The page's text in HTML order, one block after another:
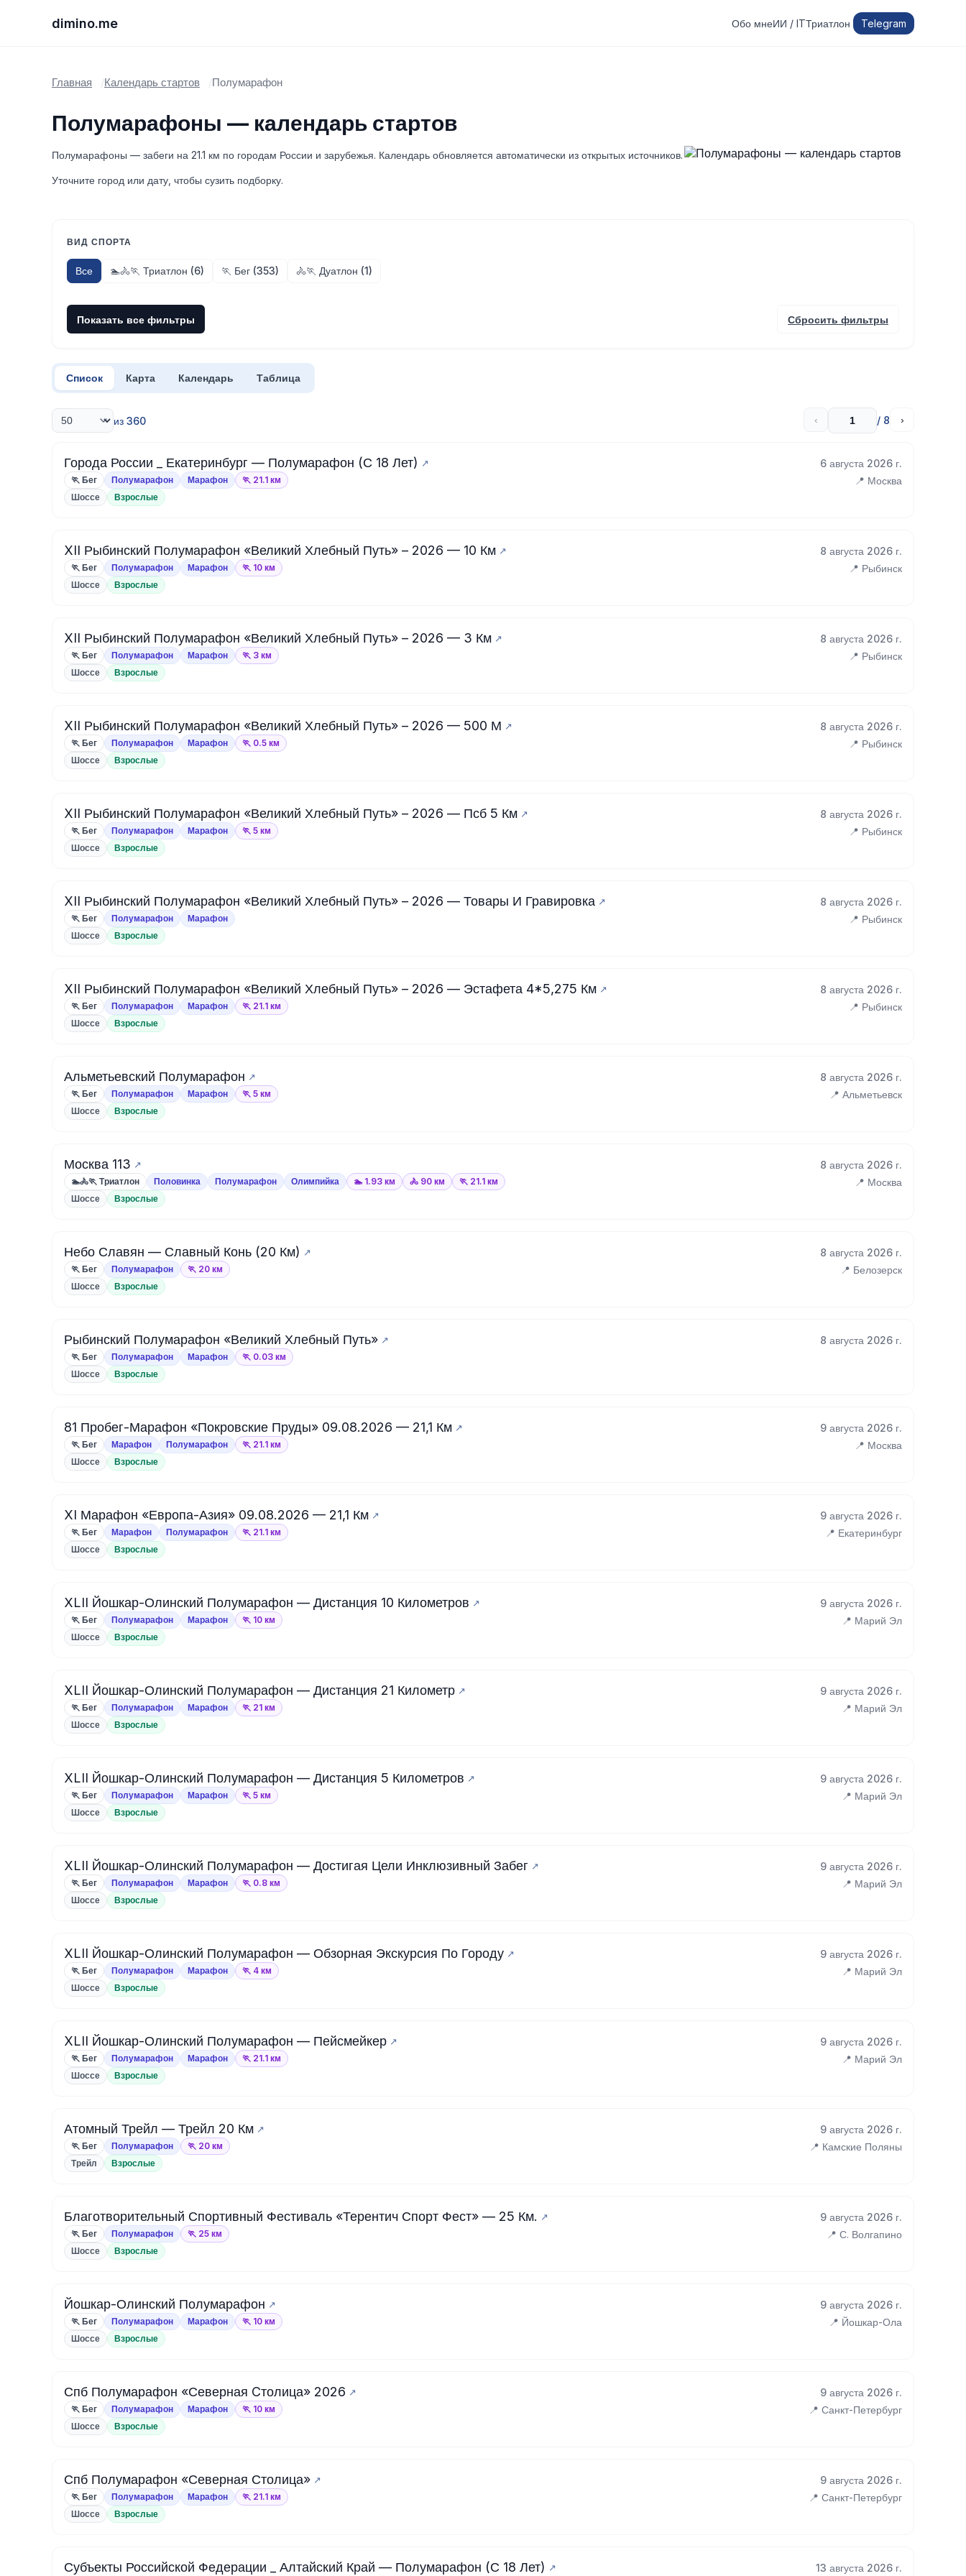
dimino.me Обо мнеИИ / ITТриатлон Telegram
Главная Календарь стартов Полумарафон
Полумарафоны — календарь стартов
Полумарафоны — забеги на 21.1 км по городам России и зарубежья. Календарь обновляется автоматически из открытых источников.
Уточните город или дату, чтобы сузить подборку.
ВИД СПОРТА
Все 🏊🚴🏃 Триатлон (6) 🏃 Бег (353) 🚴🏃 Дуатлон (1)
Показать все фильтры Сбросить фильтры
Список Карта Календарь Таблица
из 360 ‹ / 8 ›
Города России _ Екатеринбург — Полумарафон (С 18 Лет) 6 августа 2026 г.
🏃 Бег Полумарафон Марафон 🏃 21.1 км 📍 Москва
Шоссе Взрослые
XII Рыбинский Полумарафон «Великий Хлебный Путь» – 2026 — 10 Км 8 августа 2026 г.
🏃 Бег Полумарафон Марафон 🏃 10 км 📍 Рыбинск
Шоссе Взрослые
XII Рыбинский Полумарафон «Великий Хлебный Путь» – 2026 — 3 Км 8 августа 2026 г.
🏃 Бег Полумарафон Марафон 🏃 3 км 📍 Рыбинск
Шоссе Взрослые
XII Рыбинский Полумарафон «Великий Хлебный Путь» – 2026 — 500 М 8 августа 2026 г.
🏃 Бег Полумарафон Марафон 🏃 0.5 км 📍 Рыбинск
Шоссе Взрослые
XII Рыбинский Полумарафон «Великий Хлебный Путь» – 2026 — Псб 5 Км 8 августа 2026 г.
🏃 Бег Полумарафон Марафон 🏃 5 км 📍 Рыбинск
Шоссе Взрослые
XII Рыбинский Полумарафон «Великий Хлебный Путь» – 2026 — Товары И Гравировка 8 августа 2026 г.
🏃 Бег Полумарафон Марафон 📍 Рыбинск
Шоссе Взрослые
XII Рыбинский Полумарафон «Великий Хлебный Путь» – 2026 — Эстафета 4*5,275 Км 8 августа 2026 г.
🏃 Бег Полумарафон Марафон 🏃 21.1 км 📍 Рыбинск
Шоссе Взрослые
Альметьевский Полумарафон 8 августа 2026 г.
🏃 Бег Полумарафон Марафон 🏃 5 км 📍 Альметьевск
Шоссе Взрослые
Москва 113 8 августа 2026 г.
🏊🚴🏃 Триатлон Половинка Полумарафон Олимпийка 🏊 1.93 км 🚴 90 км 🏃 21.1 км 📍 Москва
Шоссе Взрослые
Небо Славян — Славный Конь (20 Км) 8 августа 2026 г.
🏃 Бег Полумарафон 🏃 20 км 📍 Белозерск
Шоссе Взрослые
Рыбинский Полумарафон «Великий Хлебный Путь» 8 августа 2026 г.
🏃 Бег Полумарафон Марафон
🏃 0.03 км
Шоссе
Взрослые
81 Пробег-Марафон «Покровские Пруды» 09.08.2026 — 21,1 Км 9 августа 2026 г.
🏃 Бег Марафон Полумарафон 🏃 21.1 км 📍 Москва
Шоссе Взрослые
XI Марафон «Европа-Азия» 09.08.2026 — 21,1 Км 9 августа 2026 г.
🏃 Бег Марафон Полумарафон 🏃 21.1 км 📍 Екатеринбург
Шоссе Взрослые
XLII Йошкар-Олинский Полумарафон — Дистанция 10 Километров 9 августа 2026 г.
🏃 Бег Полумарафон Марафон 🏃 10 км 📍 Марий Эл
Шоссе Взрослые
XLII Йошкар-Олинский Полумарафон — Дистанция 21 Километр 9 августа 2026 г.
🏃 Бег Полумарафон Марафон 🏃 21 км 📍 Марий Эл
Шоссе Взрослые
XLII Йошкар-Олинский Полумарафон — Дистанция 5 Километров 9 августа 2026 г.
🏃 Бег Полумарафон Марафон 🏃 5 км 📍 Марий Эл
Шоссе Взрослые
XLII Йошкар-Олинский Полумарафон — Достигая Цели Инклюзивный Забег 9 августа 2026 г.
🏃 Бег Полумарафон Марафон 🏃 0.8 км 📍 Марий Эл
Шоссе Взрослые
XLII Йошкар-Олинский Полумарафон — Обзорная Экскурсия По Городу 9 августа 2026 г.
🏃 Бег Полумарафон Марафон 🏃 4 км 📍 Марий Эл
Шоссе Взрослые
XLII Йошкар-Олинский Полумарафон — Пейсмейкер 9 августа 2026 г.
🏃 Бег Полумарафон Марафон 🏃 21.1 км 📍 Марий Эл
Шоссе Взрослые
Атомный Трейл — Трейл 20 Км 9 августа 2026 г.
🏃 Бег Полумарафон 🏃 20 км 📍 Камские Поляны
Трейл Взрослые
Благотворительный Спортивный Фестиваль «Терентич Спорт Фест» — 25 Км. 9 августа 2026 г.
🏃 Бег Полумарафон 🏃 25 км 📍 С. Волгапино
Шоссе Взрослые
Йошкар-Олинский Полумарафон 9 августа 2026 г.
🏃 Бег Полумарафон Марафон 🏃 10 км 📍 Йошкар-Ола
Шоссе Взрослые
Спб Полумарафон «Северная Cтолица» 2026 9 августа 2026 г.
🏃 Бег Полумарафон Марафон 🏃 10 км 📍 Санкт-Петербург
Шоссе Взрослые
Спб Полумарафон «Северная Столица» 9 августа 2026 г.
🏃 Бег Полумарафон Марафон 🏃 21.1 км 📍 Санкт-Петербург
Шоссе Взрослые
Субъекты Российской Федерации _ Алтайский Край — Полумарафон (С 18 Лет) 13 августа 2026 г.